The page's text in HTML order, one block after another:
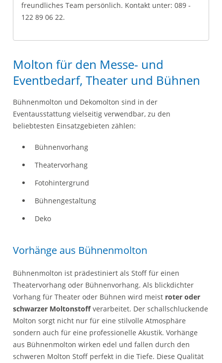
freundliches Team persönlich. Kontakt unter: 089 -
122 89 06 22.
Molton für den Messe- und
Eventbedarf, Theater und Bühnen
Bühnenmolton und Dekomolton sind in der
Eventausstattung vielseitig verwendbar, zu den
beliebtesten Einsatzgebieten zählen:
Bühnenvorhang
Theatervorhang
Fotohintergrund
Bühnengestaltung
Deko
Vorhänge aus Bühnenmolton
Bühnenmolton ist prädestiniert als Stoff für einen
Theatervorhang oder Bühnenvorhang. Als blickdichter
Vorhang für Theater oder Bühnen wird meist roter oder
schwarzer Moltonstoffverarbeitet. Der schallschluckende
Molton sorgt nicht nur für eine stilvolle Atmosphäre
sondern auch für eine professionelle Akustik. Vorhänge
aus Bühnenmolton wirken edel und fallen durch den
schweren Molton Stoff perfekt in die Tiefe. Diese Qualität